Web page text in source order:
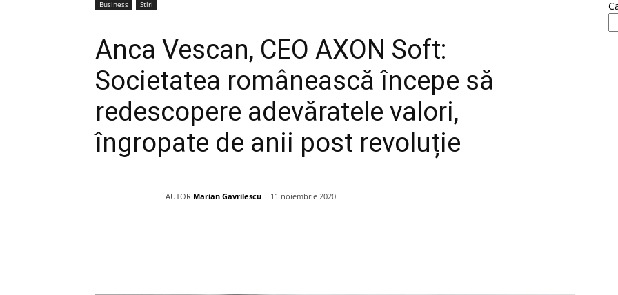
Business Stiri
Anca Vescan, CEO AXON Soft:
Societatea românească începe să
redescopere adevăratele valori,
îngropate de anii post revoluție
AUTOR Marian Gavrilescu 11 noiembrie 2020